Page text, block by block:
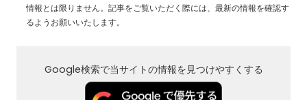
情報とは限りません。記事をご覧いただく際には、最新の情報を確認す
るようお願いいたします。
Google検索で当サイトの情報を見つけやすくする